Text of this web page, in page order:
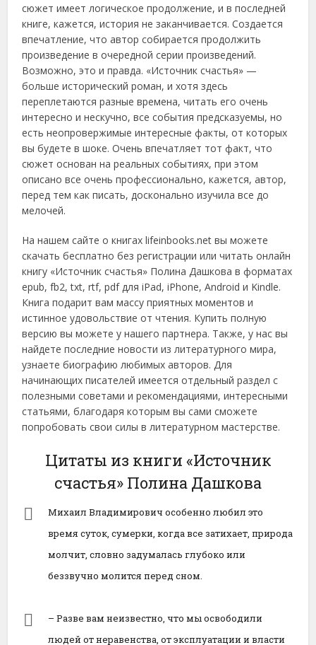
сюжет имеет логическое продолжение, и в последней
книге, кажется, история не заканчивается. Создается
впечатление, что автор собирается продолжить
произведение в очередной серии произведений.
Возможно, это и правда. «Источник счастья» —
больше исторический роман, и хотя здесь
переплетаются разные времена, читать его очень
интересно и нескучно, все события предсказуемы, но
есть неопровержимые интересные факты, от которых
вы будете в шоке. Очень впечатляет тот факт, что
сюжет основан на реальных событиях, при этом
описано все очень профессионально, кажется, автор,
перед тем как писать, досконально изучила все до
мелочей.
На нашем сайте о книгах lifeinbooks.net вы можете
скачать бесплатно без регистрации или читать онлайн
книгу «Источник счастья» Полина Дашкова в форматах
epub, fb2, txt, rtf, pdf для iPad, iPhone, Android и Kindle.
Книга подарит вам массу приятных моментов и
истинное удовольствие от чтения. Купить полную
версию вы можете у нашего партнера. Также, у нас вы
найдете последние новости из литературного мира,
узнаете биографию любимых авторов. Для
начинающих писателей имеется отдельный раздел с
полезными советами и рекомендациями, интересными
статьями, благодаря которым вы сами сможете
попробовать свои силы в литературном мастерстве.
Цитаты из книги «Источник
счастья» Полина Дашкова
Михаил Владимирович особенно любил это
время суток, сумерки, когда все затихает, природа
молчит, словно задумалась глубоко или
беззвучно молится перед сном.
– Разве вам неизвестно, что мы освободили
людей от неравенства, от эксплуатации и власти